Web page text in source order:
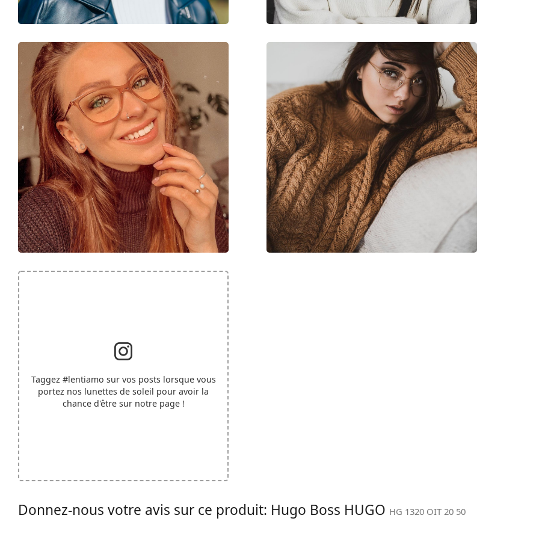
Sexe:
Pour hommes
Catégorie:
Lunettes de vue
Marque:
Hugo
Code:
Taggez #lentiamo sur vos posts lorsque vous
portez nos lunettes de soleil pour avoir la
chance d'être sur notre page !
Donnez-nous votre avis sur ce produit: Hugo Boss HUGO HG 1320 OIT 20 50